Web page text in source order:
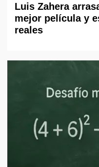
Luis Zahera
mejor película y
reales